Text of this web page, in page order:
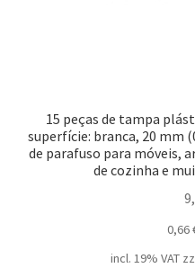
15 peças de tampa
superfície: branca, 20 mm
de parafuso para móveis,
de cozinha e
0,66
incl. 19% VAT